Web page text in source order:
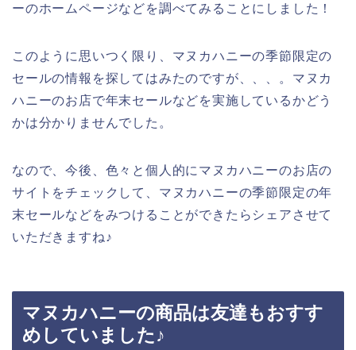
ーのホームページなどを調べてみることにしました！
このように思いつく限り、マヌカハニーの季節限定の
セールの情報を探してはみたのですが、、、。マヌカ
ハニーのお店で年末セールなどを実施しているかどう
かは分かりませんでした。
なので、今後、色々と個人的にマヌカハニーのお店の
サイトをチェックして、マヌカハニーの季節限定の年
末セールなどをみつけることができたらシェアさせて
いただきますね♪
マヌカハニーの商品は友達もおすす
めしていました♪